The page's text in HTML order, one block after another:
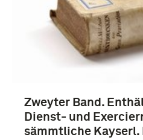
Zweyter Band.
Dienst- und
sämmtliche